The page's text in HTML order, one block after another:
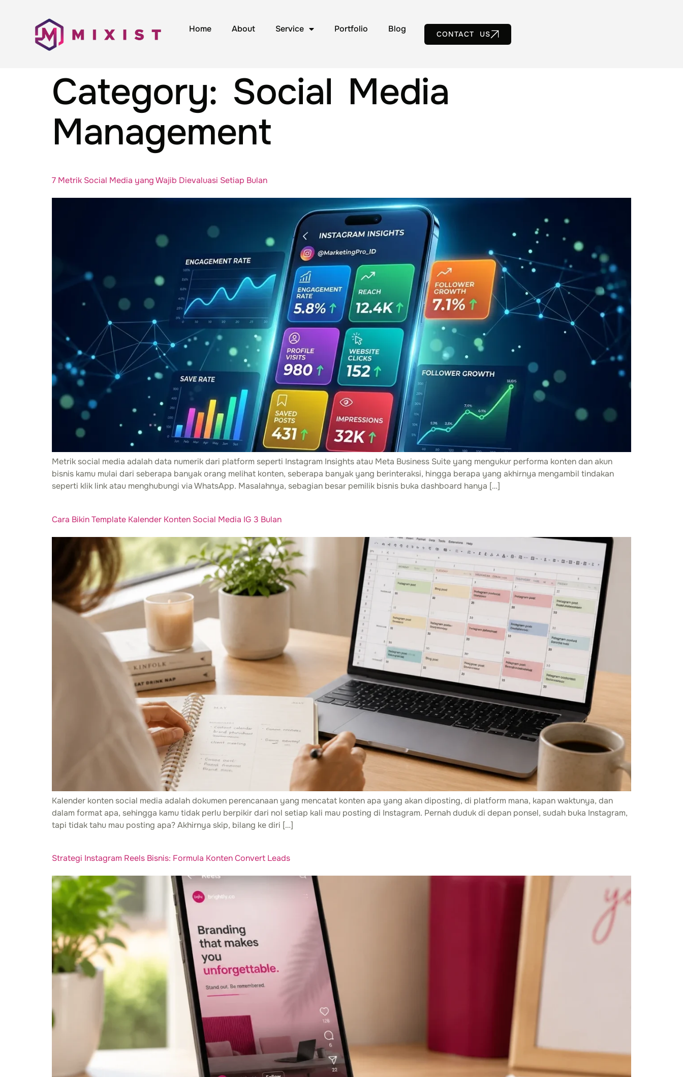
Home About Service Portfolio Blog CONTACT US
Category: Social Media
Management
7 Metrik Social Media yang Wajib Dievaluasi Setiap Bulan
Metrik social media adalah data numerik dari platform seperti Instagram Insights atau Meta Business Suite yang mengukur performa konten dan akun
bisnis kamu mulai dari seberapa banyak orang melihat konten, seberapa banyak yang berinteraksi, hingga berapa yang akhirnya mengambil tindakan
seperti klik link atau menghubungi via WhatsApp. Masalahnya, sebagian besar pemilik bisnis buka dashboard hanya […]
Cara Bikin Template Kalender Konten Social Media IG 3 Bulan
Kalender konten social media adalah dokumen perencanaan yang mencatat konten apa yang akan diposting, di platform mana, kapan waktunya, dan
dalam format apa, sehingga kamu tidak perlu berpikir dari nol setiap kali mau posting di Instagram. Pernah duduk di depan ponsel, sudah buka Instagram,
tapi tidak tahu mau posting apa? Akhirnya skip, bilang ke diri […]
Strategi Instagram Reels Bisnis: Formula Konten Convert Leads